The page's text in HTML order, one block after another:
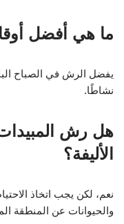
ما هي أفضل
يفضل الرش في الصباح
نشاطًا.
هل رش المبيدات
الأليفة؟
نعم، لكن يجب اتخاذ
والحيوانات عن المنطقة